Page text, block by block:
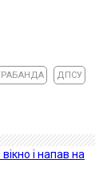
ДПСУ
і напав на